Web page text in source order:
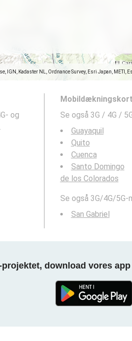
IGN, Kadaster NL, Ordnance Survey, Esri Japan,
og
Se også 3G / 4G /
Guayaquil
Quito
Cuenca
Santo Domingo
de los Colorados
Se også 3G/4G/
San Gabriel
projektet, download vores